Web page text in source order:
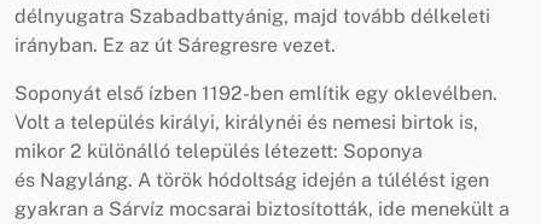
délnyugatra Szabadbattyánig, majd tovább délkeleti
irányban. Ez az út Sáregresre vezet.
Soponyát első ízben 1192-ben említik egy oklevélben.
Volt a település királyi, királynéi és nemesi birtok is,
mikor 2 különálló település létezett: Soponya
és Nagyláng. A török hódoltság idején a túlélést igen
gyakran a Sárvíz mocsarai biztosították, ide menekült a